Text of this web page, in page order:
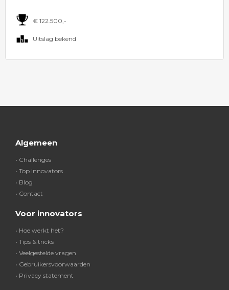
€ 122.500,-
Uitslag bekend
Algemeen
• Challenges
• Top Innovators
• Blog
• Contact
Voor innovators
• Hoe werkt het?
• Tips & tricks
• Veelgestelde vragen
• Gebruikersvoorwaarden
• Privacy statement